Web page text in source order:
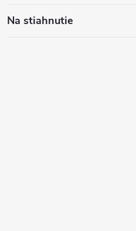
Na stiahnutie